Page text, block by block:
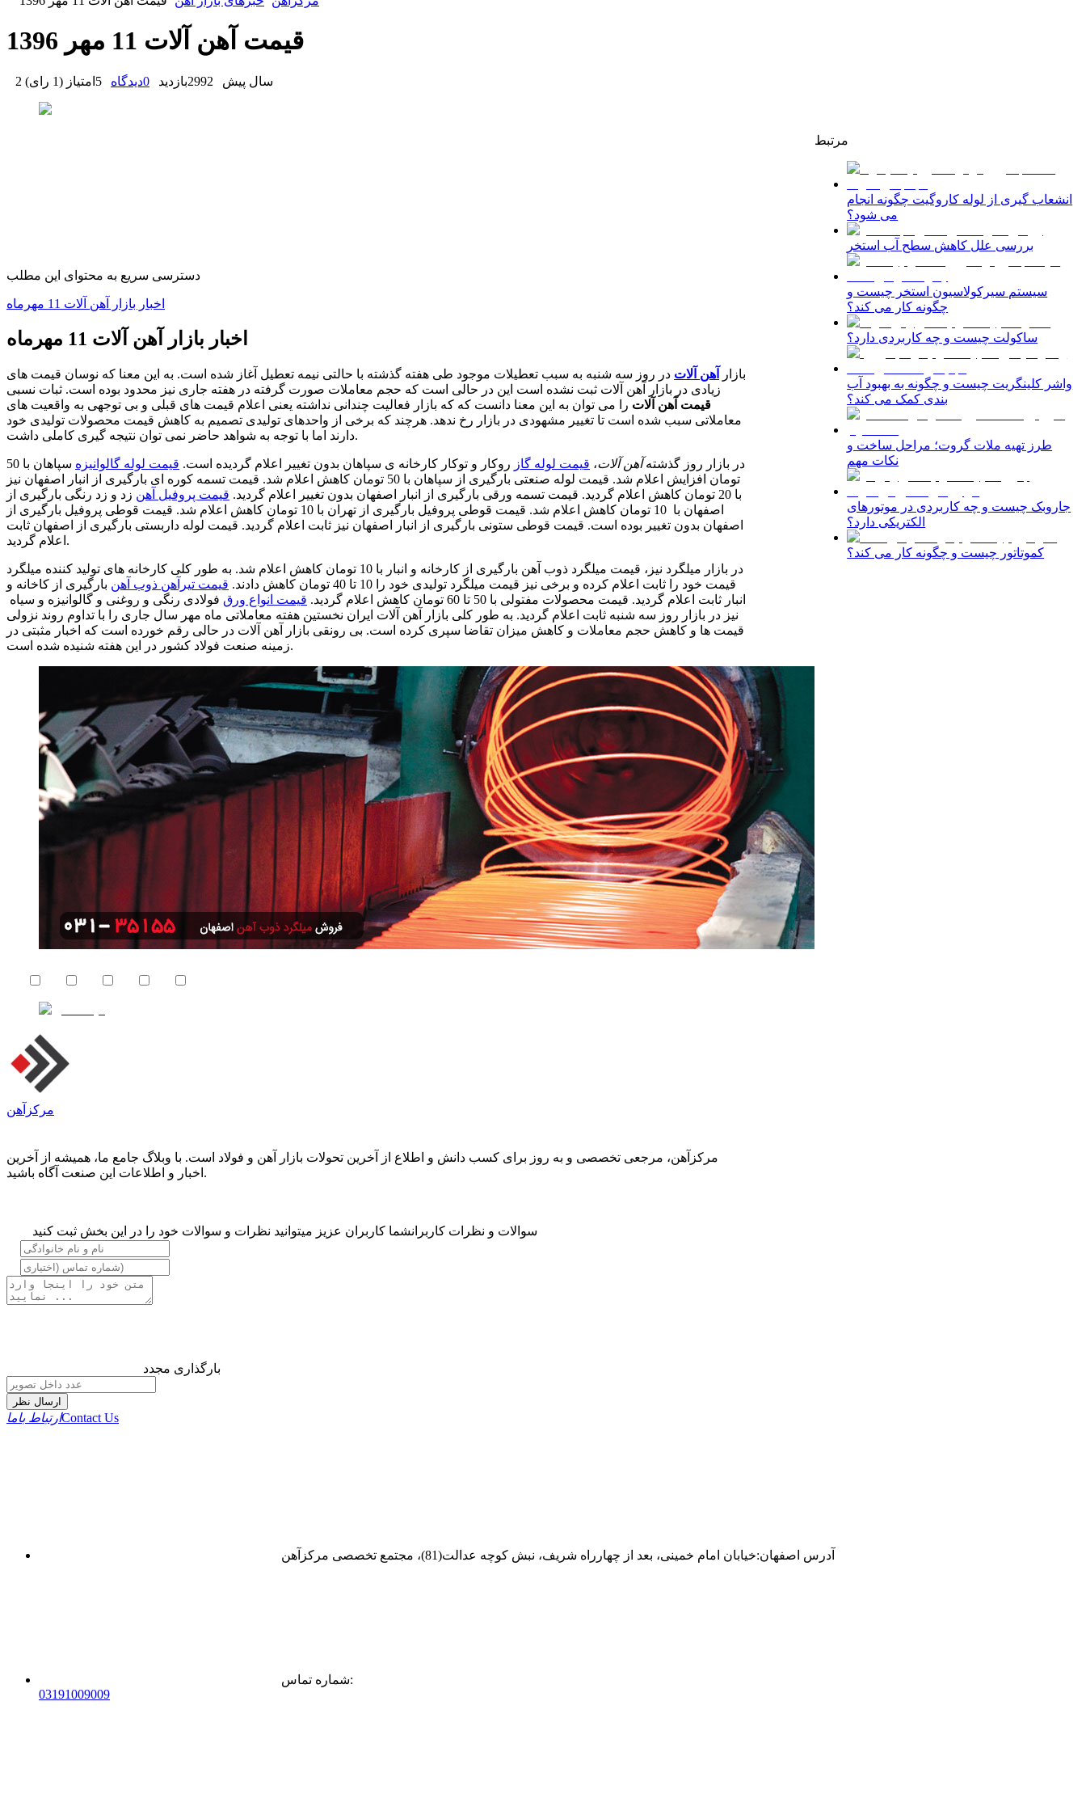
قیمت آهن آلات 11 مهر 1396
2 سال پیش 2992بازدید 0دیدگاه 5 امتیاز (1 رای )
دسترسی سریع به محتوای این مطلب
اخبار بازار آهن آلات 11 مهرماه
اخبار بازار آهن آلات 11 مهرماه
بازار آهن آلات در روز سه شنبه به سبب تعطیلات موجود طی هفته گذشته با حالتی نیمه تعطیل آغاز شده است. به این معنا که نوسان قیمت های
زیادی در بازار آهن آلات ثبت نشده است این در حالی است که حجم معاملات صورت گرفته در هفته جاری نیز محدود بوده است. ثبات نسبی
قیمت آهن آلات را می توان به این معنا دانست که که بازار فعالیت چندانی نداشته یعنی اعلام قیمت های قبلی و بی توجهی به واقعیت های
معاملاتی سبب شده است تا تغییر مشهودی در بازار رخ ندهد. هرچند که برخی از واحدهای تولیدی تصمیم به کاهش قیمت محصولات تولیدی خود
دارند اما با توجه به شواهد حاضر نمی توان نتیجه گیری کاملی داشت.
در بازار روز گذشتهآهن آلات، قیمت لوله گاز روکار و توکار کارخانه ی سپاهان بدون تغییر اعلام گردیده است. قیمت لوله گالوانیزه
سپاهان با 50
تومان افزایش اعلام شد. قیمت لوله صنعتی بارگیری از سپاهان با 50 تومان کاهش اعلام شد. قیمت تسمه کوره ای بارگیری از انبار اصفهان نیز
با 20 تومان کاهش اعلام گردید. قیمت تسمه ورقی بارگیری از انبار اصفهان بدون تغییر اعلام گردید.
قیمت پروفیل آهن زد و زد رنگی بارگیری از
اصفهان با 10 تومان کاهش اعلام شد. قیمت قوطی پروفیل بارگیری از تهران با 10 تومان کاهش اعلام شد. قیمت قوطی پروفیل بارگیری از
اصفهان بدون تغییر بوده است. قیمت قوطی ستونی بارگیری از انبار اصفهان نیز ثابت اعلام گردید. قیمت لوله داربستی بارگیری از اصفهان ثابت
اعلام گردید.
در بازار میلگرد نیز، قیمت میلگرد ذوب آهن بارگیری از کارخانه و انبار با 10 تومان کاهش اعلام شد. به طور کلی کارخانه های تولید کننده میلگرد
قیمت خود را ثابت اعلام کرده و برخی نیز قیمت میلگرد تولیدی خود را 10 تا 40 تومان کاهش دادند.
قیمت تیرآهن ذوب آهن بارگیری از کاخانه و
انبار ثابت اعلام گردید. قیمت محصولات مفتولی با 50 تا 60 تومان کاهش اعلام گردید.
قیمت انواع ورق فولادی رنگی و روغنی و گالوانیزه و سیاه
نیز در بازار روز سه شنبه ثابت اعلام گردید. به طور کلی بازار آهن آلات ایران نخستین هفته معاملاتی ماه مهر سال جاری را با تداوم روند نزولی
قیمت ‌ها و کاهش حجم معاملات و کاهش میزان تقاضا سپری کرده است. بی رونقی بازار آهن آلات در حالی رقم خورده است که اخبار مثبتی در
زمینه صنعت فولاد کشور در این هفته شنیده شده است.
مرکزآهن
مرکزآهن، مرجعی تخصصی و به روز برای کسب دانش و اطلاع از آخرین تحولات بازار آهن و فولاد است. با وبلاگ جامع ما، همیشه از آخرین
اخبار و اطلاعات این صنعت آگاه باشید.
مرتبط
انشعاب گیری از لوله کاروگیت چگونه انجام
می شود؟
بررسی علل کاهش سطح آب استخر
سیستم سیرکولاسیون استخر چیست و
چگونه کار می کند؟
ساکولت چیست و چه کاربردی دارد؟
واشر کلینگریت چیست و چگونه به بهبود آب
بندی کمک می کند؟
طرز تهیه ملات گروت؛ مراحل ساخت و
نکات مهم
جاروبک چیست و چه کاربردی در موتورهای
الکتریکی دارد؟
کموتاتور چیست و چگونه کار می کند؟
سوالات و نظرات کاربرانشما کاربران عزیز میتوانید نظرات و سوالات خود را در این بخش ثبت کنید
بارگذاری مجدد
ارسال نظر
ارتباط باماContact Us
آدرس اصفهان:خیابان امام خمینی، بعد از چهارراه شریف، نبش کوچه عدالت(81)، مجتمع تخصصی مرکزآهن
شماره تماس:
03191009009